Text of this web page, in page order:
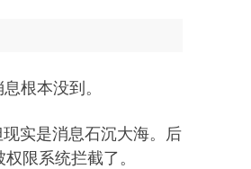
根本没到。
实是消息石沉大海。后
限系统拦截了。